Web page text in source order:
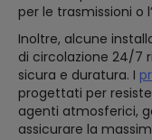
per le trasmissioni o
Inoltre, alcune
di circolazione 24/7
sicura e duratura. I
progettati per
agenti atmosferici,
assicurare la